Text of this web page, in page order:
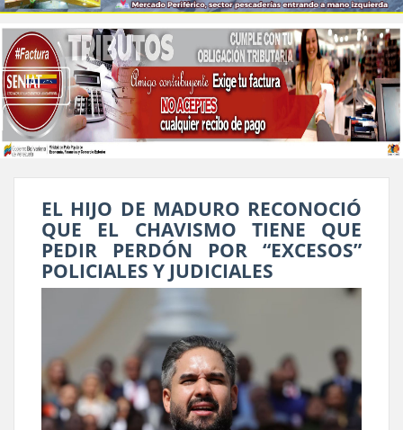
EL HIJO DE MADURO RECONOCIÓ
QUE EL CHAVISMO TIENE QUE
PEDIR PERDÓN POR “EXCESOS”
POLICIALES Y JUDICIALES